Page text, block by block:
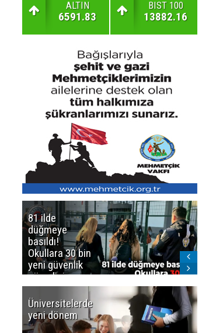
ALTIN
6591.83
BIST 100
13882.16
81 ilde
düğmeye
basıldı!
Okullara 30 bin
yeni güvenlik
görevlisi
Üniversitelerde
yeni dönem